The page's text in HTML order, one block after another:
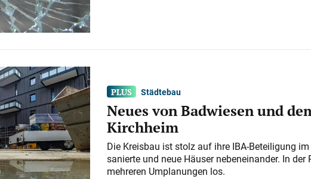
Städtebau
Neues von Badwiesen und
Kirchheim
Die Kreisbau ist stolz auf ihre IBA-Beteiligung
sanierte und neue Häuser nebeneinander. In
mehreren Umplanungen los.